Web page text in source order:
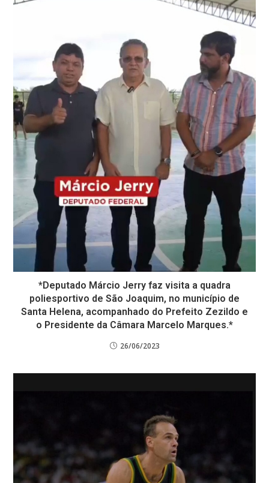
*Deputado Márcio Jerry faz visita a quadra
poliesportivo de São Joaquim, no município de
Santa Helena, acompanhado do Prefeito Zezildo e
o Presidente da Câmara Marcelo Marques.*
26/06/2023